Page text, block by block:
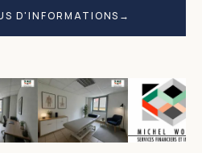
D'INFORMATIONS →
S· CLIQUER POUR AGRANDIR